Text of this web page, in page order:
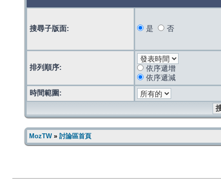
搜尋子版面: 是 否
排列順序:
依序遞增
依序遞減
時間範圍:
MozTW» 討論區首頁